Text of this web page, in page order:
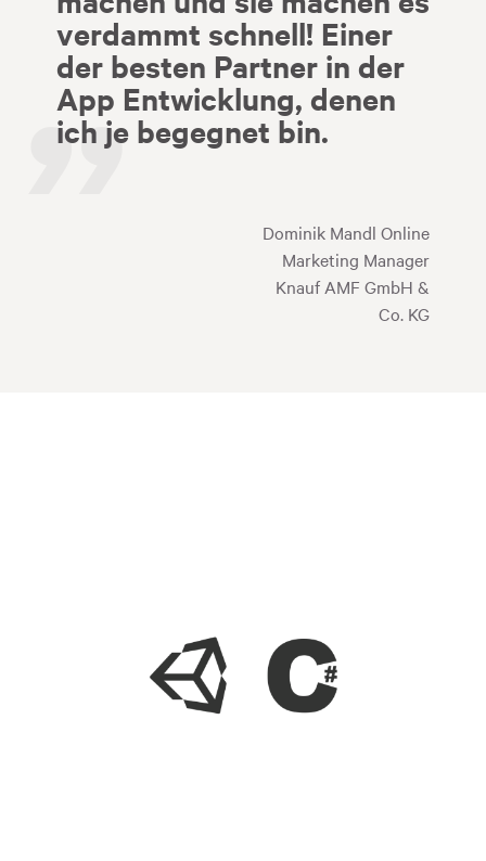
verdammt schnell! Einer
der besten Partner in der
App Entwicklung, denen
ich je begegnet bin.
Dominik Mandl Online
Marketing Manager
Knauf AMF GmbH &
Co. KG